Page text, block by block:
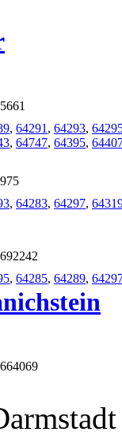
, 64291 , 64293,
, 64747, 64395,
, 64283, 64297,
, 64285, 64289,